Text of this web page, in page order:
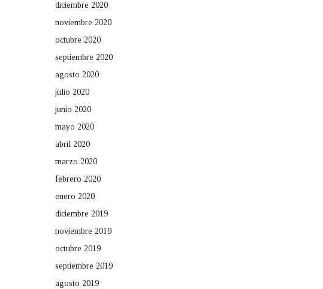
diciembre 2020
noviembre 2020
octubre 2020
septiembre 2020
agosto 2020
julio 2020
junio 2020
mayo 2020
abril 2020
marzo 2020
febrero 2020
enero 2020
diciembre 2019
noviembre 2019
octubre 2019
septiembre 2019
agosto 2019